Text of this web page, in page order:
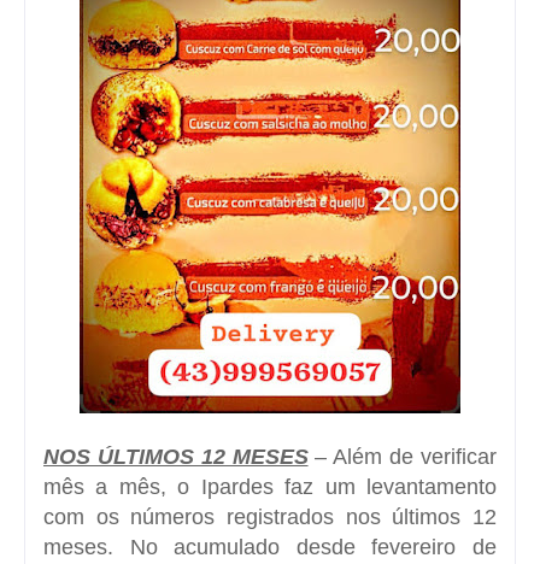
NOS ÚLTIMOS 12 MESES– Além de verificar
mês a mês, o Ipardes faz um levantamento
com os números registrados nos últimos 12
meses. No acumulado desde fevereiro de